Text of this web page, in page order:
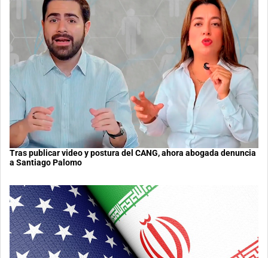
Tras publicar video y postura del CANG, ahora abogada denuncia
a Santiago Palomo